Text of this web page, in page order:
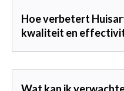
Hoe verbetert
kwaliteit en